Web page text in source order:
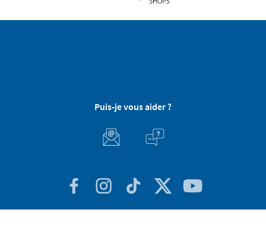
Puis-je vous aider ?